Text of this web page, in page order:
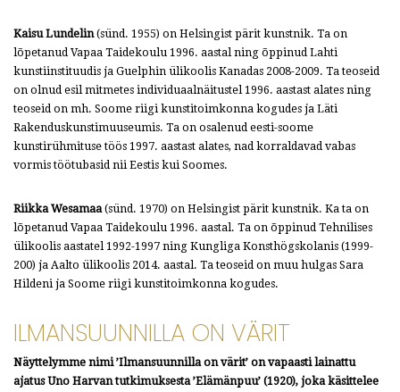
Kaisu Lundelin(sünd. 1955) on Helsingist pärit kunstnik. Ta on
lõpetanud Vapaa Taidekoulu 1996. aastal ning õppinud Lahti
kunstiinstituudis ja Guelphin ülikoolis Kanadas 2008-2009. Ta teoseid
on olnud esil mitmetes individuaalnäitustel 1996. aastast alates ning
teoseid on mh. Soome riigi kunstitoimkonna kogudes ja Läti
Rakenduskunstimuuseumis. Ta on osalenud eesti-soome
kunstirühmituse töös 1997. aastast alates, nad korraldavad vabas
vormis töötubasid nii Eestis kui Soomes.
Riikka Wesamaa(sünd. 1970) on Helsingist pärit kunstnik. Ka ta on
lõpetanud Vapaa Taidekoulu 1996. aastal. Ta on õppinud Tehnilises
ülikoolis aastatel 1992-1997 ning Kungliga Konsthögskolanis (1999-
200) ja Aalto ülikoolis 2014. aastal. Ta teoseid on muu hulgas Sara
Hildeni ja Soome riigi kunstitoimkonna kogudes.
ILMANSUUNNILLA ON VÄRIT
Näyttelymme nimi ’Ilmansuunnilla on värit’ on vapaasti lainattu
ajatus Uno Harvan tutkimuksesta ’Elämänpuu’ (1920), joka käsittelee